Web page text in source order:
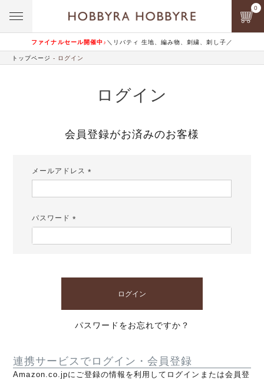
ファイナルセール開催中♪ ＼リバティ 生地、編み物、刺繍、刺し子／
0
トップページ ログイン
ログイン
会員登録がお済みのお客様
メールアドレス
パスワード
ログイン
パスワードをお忘れですか？
連携サービスでログイン・会員登録
Amazon.co.jpにご登録の情報を利用してログインまたは会員登